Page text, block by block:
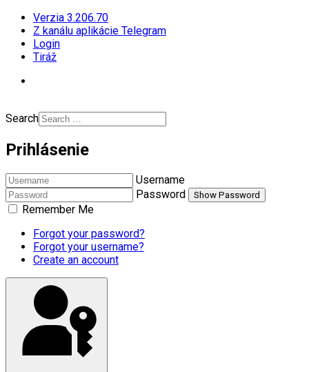
Verzia 3.206.70
Z kanálu aplikácie Telegram
Login
Tiráž
Search
Prihlásenie
Username
Password
Show Password
Remember Me
Forgot your password?
Forgot your username?
Create an account